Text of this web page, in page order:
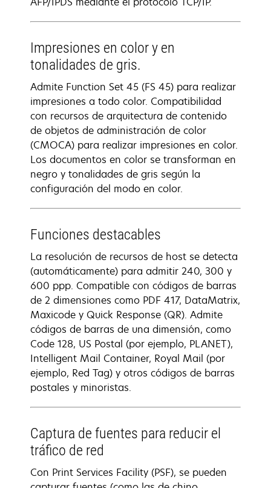
Impresiones en color y en
tonalidades de gris.
Admite Function Set 45 (FS 45) para realizar
impresiones a todo color. Compatibilidad
con recursos de arquitectura de contenido
de objetos de administración de color
(CMOCA) para realizar impresiones en color.
Los documentos en color se transforman en
negro y tonalidades de gris según la
configuración del modo en color.
Funciones destacables
La resolución de recursos de host se detecta
(automáticamente) para admitir 240, 300 y
600 ppp. Compatible con códigos de barras
de 2 dimensiones como PDF 417, DataMatrix,
Maxicode y Quick Response (QR). Admite
códigos de barras de una dimensión, como
Code 128, US Postal (por ejemplo, PLANET),
Intelligent Mail Container, Royal Mail (por
ejemplo, Red Tag) y otros códigos de barras
postales y minoristas.
Captura de fuentes para reducir el
tráfico de red
Con Print Services Facility (PSF), se pueden